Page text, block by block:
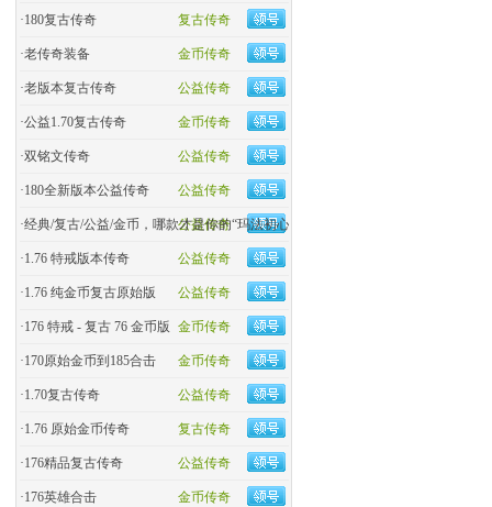
复古传奇
·180复古传奇
金币传奇
·老传奇装备
公益传奇
·老版本复古传奇
金币传奇
·公益1.70复古传奇
公益传奇
·双铭文传奇
公益传奇
·180全新版本公益传奇
公益传奇
·经典/复古/公益/金币，哪款才是你的“玛法初心
公益传奇
·1.76 特戒版本传奇
公益传奇
·1.76 纯金币复古原始版
金币传奇
·176 特戒 - 复古 76 金币版
金币传奇
·170原始金币到185合击
公益传奇
·​1.70复古传奇
复古传奇
·1.76 原始金币传奇
公益传奇
·176精品复古传奇
金币传奇
·176英雄合击